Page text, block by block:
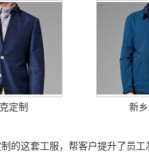
定制 新
的这套工服，帮客户提升了员工